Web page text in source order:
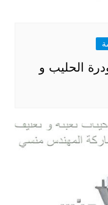
الحليب و